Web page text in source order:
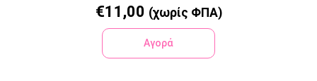
€11,00 (χωρίς ΦΠΑ)
Αγορά